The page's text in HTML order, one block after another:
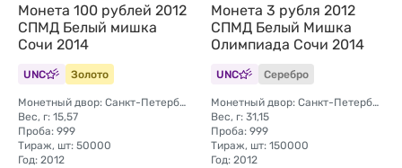
Монета 100 рублей 2012
СПМД Белый мишка
Сочи 2014
UNC Золото
Монетный двор: Санкт-Петербургский (СПМД)
Вес, г: 15,57
Проба: 999
Тираж, шт: 50000
Год: 2012
Монета 3 рубля 2012
СПМД Белый Мишка
Олимпиада Сочи 2014
UNC Серебро
Монетный двор: Санкт-Петербургский (СПМД)
Вес, г: 31,15
Проба: 999
Тираж, шт: 150000
Год: 2012